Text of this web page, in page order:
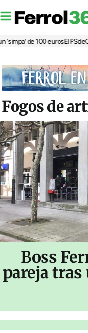
de 100 eurosEl PSdeG
Fogos de
Boss
pareja tras